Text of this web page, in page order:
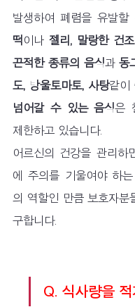
떡이나 젤리, 말랑한 건
끈적한 종류의 음식과 동
도, 방울토마토, 사탕같이
넘어갈 수 있는 음식은
제한하고 있습니다.
어르신의 건강을 관리하
에 주의를 기울여야 하
의 역할인 만큼 보호자분
구합니다.
Q. 식사량을